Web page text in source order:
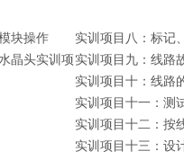
块操作
晶头实训项
实训项目八：标记
实训项目九：线路
实训项目十：线路
实训项目十一：测
实训项目十二：按
实训项目十三：设